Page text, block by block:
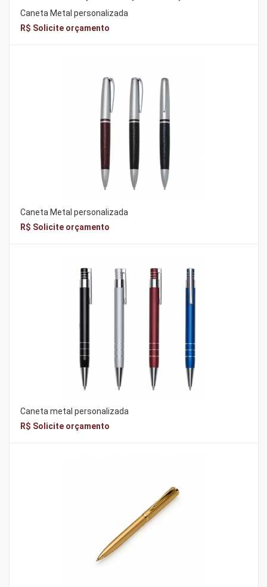
Caneta Metal personalizada
R$ Solicite orçamento
Caneta Metal personalizada
R$ Solicite orçamento
Caneta metal personalizada
R$ Solicite orçamento